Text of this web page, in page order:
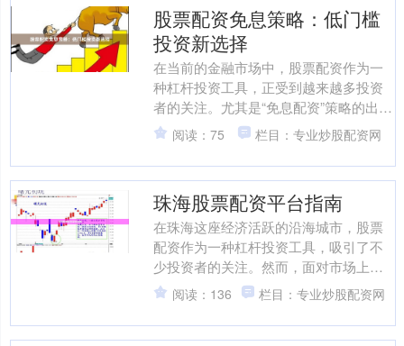
股票配资免息策略：低门槛
投资新选择
在当前的金融市场中，股票配资作为一
种杠杆投资工具，正受到越来越多投资
者的关注。尤其是“免息配资”策略的出
现，为资金有限的投资者提供了低门
槛、低成本参与股市的新选....
阅读：75 栏目：专业炒股配资网
珠海股票配资平台指南
在珠海这座经济活跃的沿海城市，股票
配资作为一种杠杆投资工具，吸引了不
少投资者的关注。然而，面对市场上鱼
龙混杂的配资平台，如何选择靠谱的服
务商、规避潜在风险，成为....
阅读：136 栏目：专业炒股配资网